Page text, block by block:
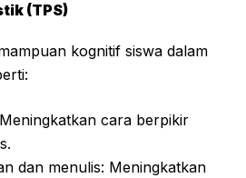
(TPS)
kognitif siswa dalam
cara berpikir
dan menulis: Meningkatkan